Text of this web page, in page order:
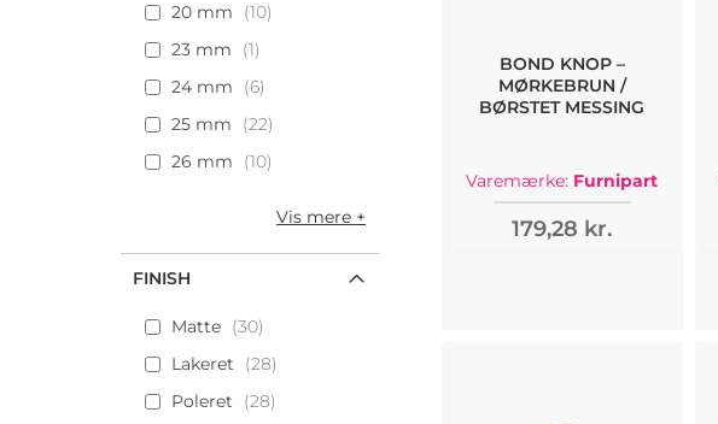
BOND KNOP –
MØRKEBRUN /
BØRSTET MESSING
Varemærke: Furnipart
179,28 kr.
20 mm
10
23 mm
1
24 mm
6
25 mm
22
26 mm
10
Vis mere
FINISH
Matte
30
Lakeret
28
Poleret
28